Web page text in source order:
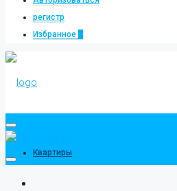
регистр
Избранное
Квартиры